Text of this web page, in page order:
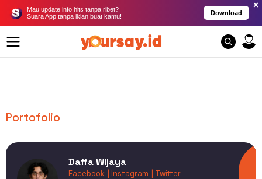
Mau update info hits tanpa ribet?
Suara App tanpa iklan buat kamu!
Download
×
Portofolio
Daffa Wijaya
Facebook | Instagram
| Twitter